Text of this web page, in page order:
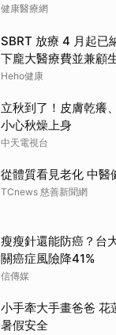
健康醫療網
SBRT 放療 4 月起已
下龐大醫療費並兼顧
Heho健康
立秋到了！皮膚乾癢
小心秋燥上身
中天電視台
從體質看見老化 中醫
TCnews 慈善新聞網
瘦瘦針還能防癌？台
關癌症風險降41%
信傳媒
小手牽大手畫爸爸 花
暑假安全